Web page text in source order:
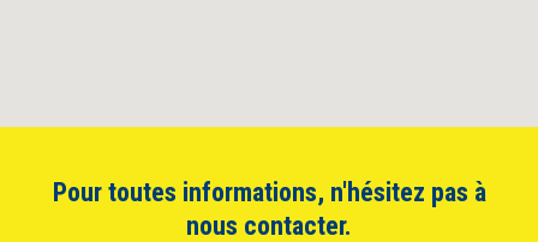
Pour toutes informations, n'hésitez pas à
nous contacter.